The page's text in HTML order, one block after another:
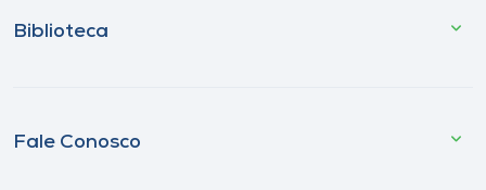
Biblioteca
Fale Conosco